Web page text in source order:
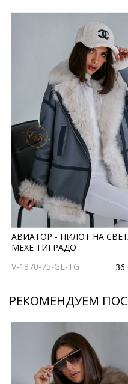
АВИАТОР - ПИЛОТ НА
МЕХЕ ТИГРАДО
V-1870-75-GL-TG
36
РЕКОМЕНДУЕМ